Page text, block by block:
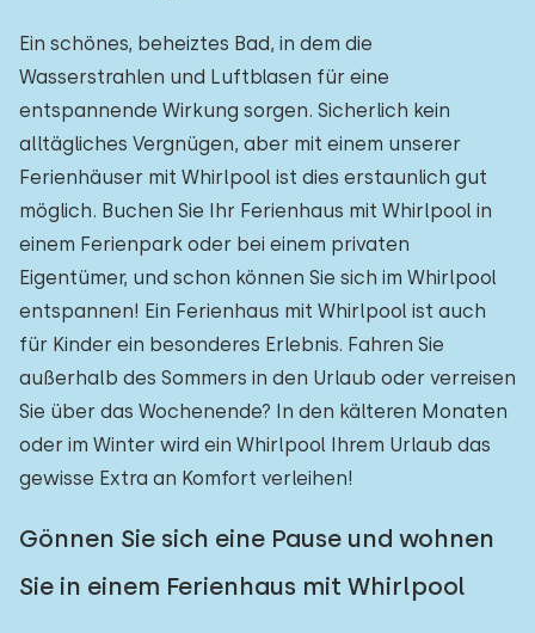
Ein schönes, beheiztes Bad, in dem die
Wasserstrahlen und Luftblasen für eine
entspannende Wirkung sorgen. Sicherlich kein
alltägliches Vergnügen, aber mit einem unserer
Ferienhäuser mit Whirlpool ist dies erstaunlich gut
möglich. Buchen Sie Ihr Ferienhaus mit Whirlpool in
einem Ferienpark oder bei einem privaten
Eigentümer, und schon können Sie sich im Whirlpool
entspannen! Ein Ferienhaus mit Whirlpool ist auch
für Kinder ein besonderes Erlebnis. Fahren Sie
außerhalb des Sommers in den Urlaub oder verreisen
Sie über das Wochenende? In den kälteren Monaten
oder im Winter wird ein Whirlpool Ihrem Urlaub das
gewisse Extra an Komfort verleihen!
Gönnen Sie sich eine Pause und wohnen
Sie in einem Ferienhaus mit Whirlpool